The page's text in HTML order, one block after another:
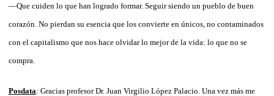
—Que cuiden lo que han logrado formar. Seguir siendo un pueblo de buen
corazón. No pierdan su esencia que los convierte en únicos, no contaminados
con el capitalismo que nos hace olvidar lo mejor de la vida: lo que no se
compra.
Posdata: Gracias profesor Dr. Juan Virgilio López Palacio. Una vez más me